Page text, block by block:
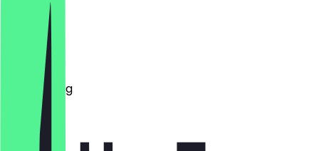
Montag
Dienstag
Mittwoch
Donnerstag
Freitag
Samstag
Sonntag